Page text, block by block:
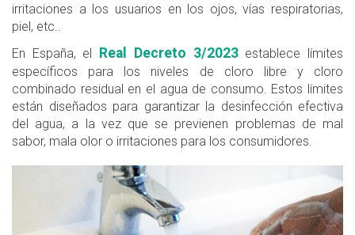
irritaciones a los usuarios en los ojos, vías respiratorias,
piel, etc..
En España, el Real Decreto 3/2023establece límites
específicos para los niveles de cloro libre y cloro
combinado residual en el agua de consumo. Estos límites
están diseñados para garantizar la desinfección efectiva
del agua, a la vez que se previenen problemas de mal
sabor, mala olor o irritaciones para los consumidores.